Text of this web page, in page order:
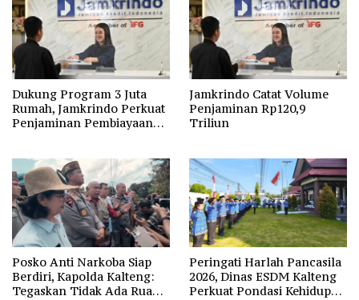
Dukung Program 3 Juta
Rumah, Jamkrindo Perkuat
Penjaminan Pembiayaan
Jamkrindo Catat Volume
Penjaminan Rp120,9
Triliun
Posko Anti Narkoba Siap
Berdiri, Kapolda Kalteng:
Tegaskan Tidak Ada Ruang
Peringati Harlah Pancasila
2026, Dinas ESDM Kalteng
Perkuat Pondasi Kehidupan